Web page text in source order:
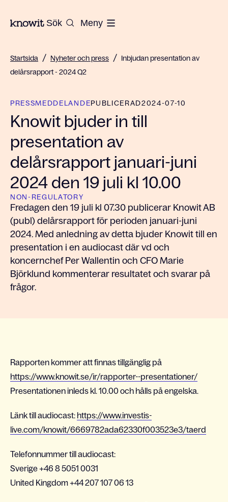
Till startsidan på Knowit
Sök Meny
Startsida / Nyheter och press / Inbjudan presentation av
delårsrapport - 2024 Q2
PRESSMEDDELANDEPUBLICERAD2024-07-10
Knowit bjuder in till
presentation av
delårsrapport januari-juni
2024 den 19 juli kl 10.00
NON-REGULATORY
Fredagen den 19 juli kl 07.30 publicerar Knowit AB
(publ) delårsrapport för perioden januari-juni
2024. Med anledning av detta bjuder Knowit till en
presentation i en audiocast där vd och
koncernchef Per Wallentin och CFO Marie
Björklund kommenterar resultatet och svarar på
frågor.
Rapporten kommer att finnas tillgänglig på
https://www.knowit.se/ir/rapporter--presentationer/
Presentationen inleds kl. 10.00 och hålls på engelska.
Länk till audiocast: https://www.investis-
live.com/knowit/6669782ada62330f003523e3/taerd
Telefonnummer till audiocast:
Sverige +46 8 5051 0031
United Kingdom +44 207 107 06 13